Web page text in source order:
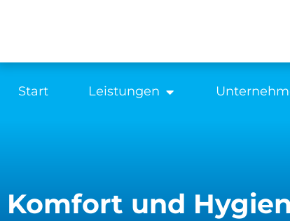
Start Leistungen
Komfort und